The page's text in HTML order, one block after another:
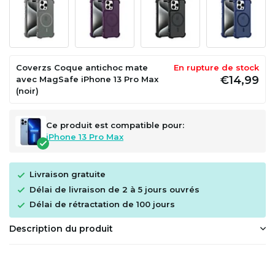
Coverzs Coque antichoc mate
avec MagSafe iPhone 13 Pro Max
(noir)
En rupture de stock
€14,99
Ce produit est compatible pour:
iPhone 13 Pro Max
Livraison gratuite
Délai de livraison de 2 à 5 jours ouvrés
Délai de rétractation de 100 jours
Description du produit